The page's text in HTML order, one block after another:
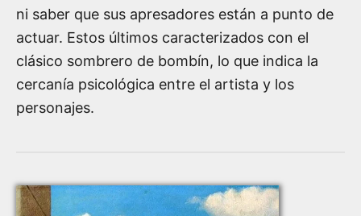
ni saber que sus apresadores están a punto de
actuar. Estos últimos caracterizados con el
clásico sombrero de bombín, lo que indica la
cercanía psicológica entre el artista y los
personajes.